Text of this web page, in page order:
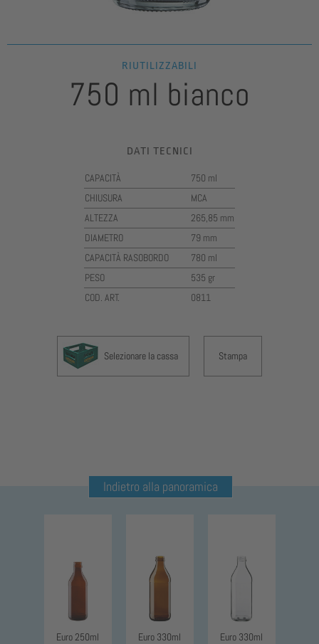
RIUTILIZZABILI
750 ml bianco
DATI TECNICI
CAPACITÀ
750 ml
CHIUSURA
MCA
ALTEZZA
265,85 mm
DIAMETRO
79 mm
CAPACITÀ RASOBORDO
780 ml
PESO
535 gr
COD. ART.
0811
Selezionare la cassa Stampa
Indietro alla panoramica
Euro 250ml Euro 330ml Euro 330ml